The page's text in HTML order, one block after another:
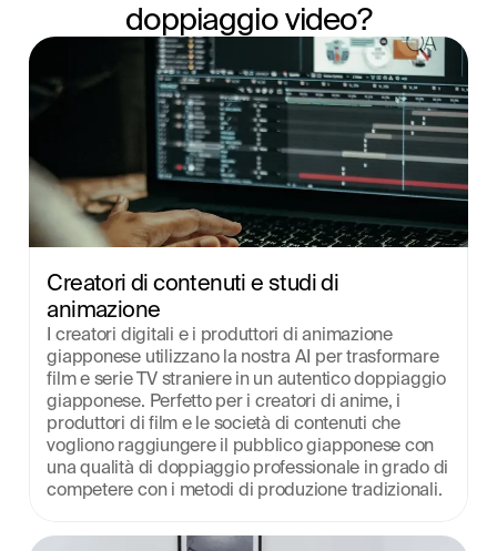
doppiaggio video?
Creatori di contenuti e studi di
animazione
I creatori digitali e i produttori di animazione
giapponese utilizzano la nostra AI per trasformare
film e serie TV straniere in un autentico doppiaggio
giapponese. Perfetto per i creatori di anime, i
produttori di film e le società di contenuti che
vogliono raggiungere il pubblico giapponese con
una qualità di doppiaggio professionale in grado di
competere con i metodi di produzione tradizionali.